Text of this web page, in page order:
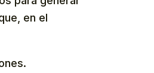
en el